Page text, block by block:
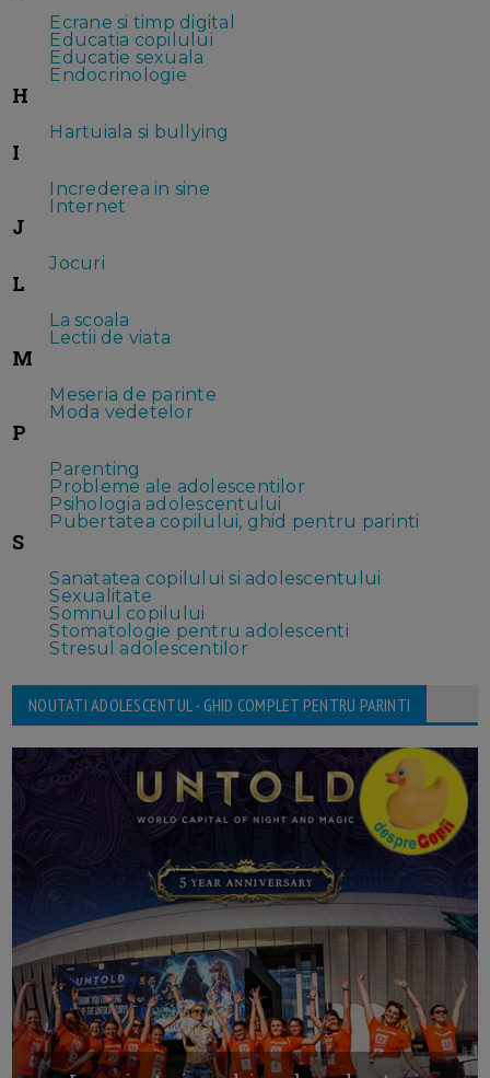
Ecrane si timp digital
Educatia copilului
Educatie sexuala
Endocrinologie
H
Hartuiala si bullying
I
Increderea in sine
Internet
J
Jocuri
L
La scoala
Lectii de viata
M
Meseria de parinte
Moda vedetelor
P
Parenting
Probleme ale adolescentilor
Psihologia adolescentului
Pubertatea copilului, ghid pentru parinti
S
Sanatatea copilului si adolescentului
Sexualitate
Somnul copilului
Stomatologie pentru adolescenti
Stresul adolescentilor
NOUTATI ADOLESCENTUL - GHID COMPLET PENTRU PARINTI